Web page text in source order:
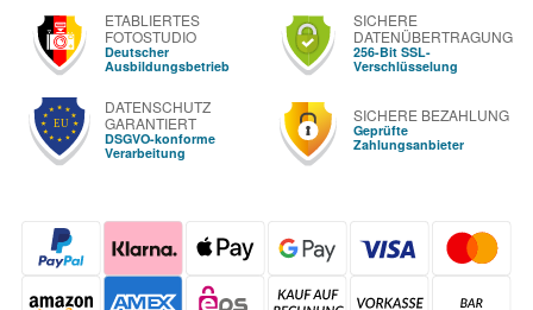
ETABLIERTES
FOTOSTUDIO
Deutscher
Ausbildungsbetrieb
SICHERE
DATENÜBERTRAGUNG
256-Bit SSL-
Verschlüsselung
DATENSCHUTZ
GARANTIERT
DSGVO-konforme
Verarbeitung
SICHERE BEZAHLUNG
Geprüfte
Zahlungsanbieter